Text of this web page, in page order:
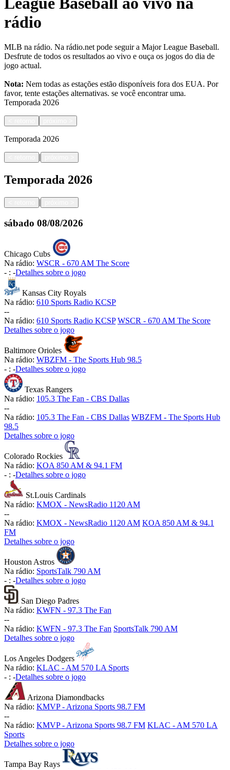
rádio
MLB na rádio. Na rádio.net pode seguir a Major League Baseball.
Desfrute de todos os resultados ao vivo e ouça os jogos do dia de
jogo actual.
Nota: Nem todas as estações estão disponíveis fora dos EUA. Por
favor, tente estações alternativas. se você encontrar uma.
Temporada 2026
Temporada 2026
|
Temporada 2026
|
sábado 08/08/2026
Chicago Cubs
Na rádio: WSCR - 670 AM The Score
- : -Detalhes sobre o jogo
Kansas City Royals
Na rádio: 610 Sports Radio KCSP
--
Na rádio: 610 Sports Radio KCSP WSCR - 670 AM The Score
Detalhes sobre o jogo
Baltimore Orioles
Na rádio: WBZFM - The Sports Hub 98.5
- : -Detalhes sobre o jogo
Texas Rangers
Na rádio: 105.3 The Fan - CBS Dallas
--
Na rádio: 105.3 The Fan - CBS Dallas WBZFM - The Sports Hub
98.5
Detalhes sobre o jogo
Colorado Rockies
Na rádio: KOA 850 AM & 94.1 FM
- : -Detalhes sobre o jogo
St.Louis Cardinals
Na rádio: KMOX - NewsRadio 1120 AM
--
Na rádio: KMOX - NewsRadio 1120 AM KOA 850 AM & 94.1
FM
Detalhes sobre o jogo
Houston Astros
Na rádio: SportsTalk 790 AM
- : -Detalhes sobre o jogo
San Diego Padres
Na rádio: KWFN - 97.3 The Fan
--
Na rádio: KWFN - 97.3 The Fan SportsTalk 790 AM
Detalhes sobre o jogo
Los Angeles Dodgers
Na rádio: KLAC - AM 570 LA Sports
- : -Detalhes sobre o jogo
Arizona Diamondbacks
Na rádio: KMVP - Arizona Sports 98.7 FM
--
Na rádio: KMVP - Arizona Sports 98.7 FM KLAC - AM 570 LA
Sports
Detalhes sobre o jogo
Tampa Bay Rays